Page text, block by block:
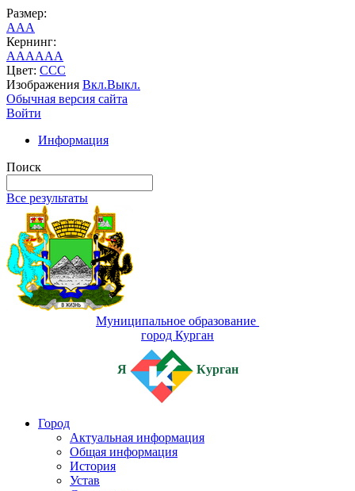
Размер:
AAA
Кернинг:
AAAAAA
Цвет: CCC
Изображения Вкл.Выкл.
Обычная версия сайта
Войти
Информация
Поиск
Все результаты
Муниципальное образование
город Курган
Я Курган
Город
Актуальная информация
Общая информация
История
Устав